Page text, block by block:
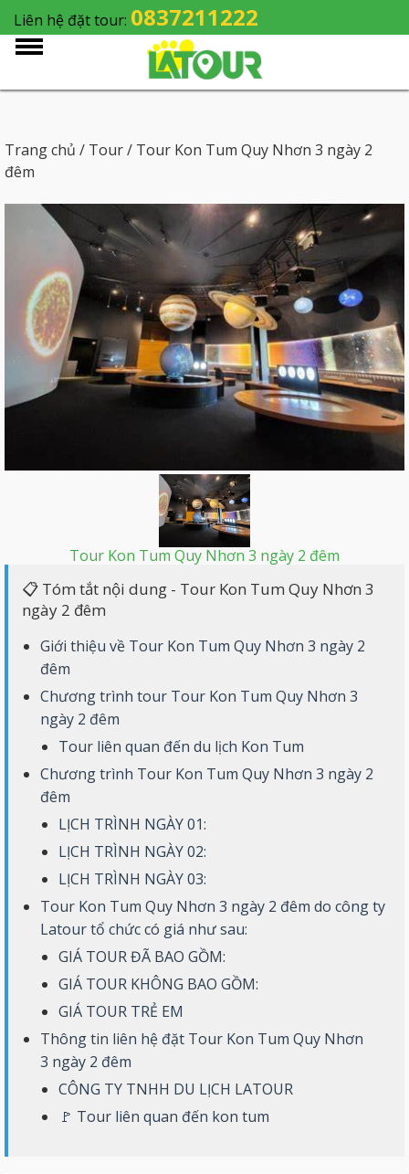
Liên hệ đặt tour: 0837211222
Trang chủ / Tour/ Tour Kon Tum Quy Nhơn 3 ngày 2
đêm
Tour Kon Tum Quy Nhơn 3 ngày 2 đêm
📋 Tóm tắt nội dung - Tour Kon Tum Quy Nhơn 3
ngày 2 đêm
Giới thiệu về Tour Kon Tum Quy Nhơn 3 ngày 2
đêm
Chương trình tour Tour Kon Tum Quy Nhơn 3
ngày 2 đêm
Tour liên quan đến du lịch Kon Tum
Chương trình Tour Kon Tum Quy Nhơn 3 ngày 2
đêm
LỊCH TRÌNH NGÀY 01:
LỊCH TRÌNH NGÀY 02:
LỊCH TRÌNH NGÀY 03:
Tour Kon Tum Quy Nhơn 3 ngày 2 đêm do công ty
Latour tổ chức có giá như sau:
GIÁ TOUR ĐÃ BAO GỒM:
GIÁ TOUR KHÔNG BAO GỒM:
GIÁ TOUR TRẺ EM
Thông tin liên hệ đặt Tour Kon Tum Quy Nhơn
3 ngày 2 đêm
CÔNG TY TNHH DU LỊCH LATOUR
🚩 Tour liên quan đến kon tum